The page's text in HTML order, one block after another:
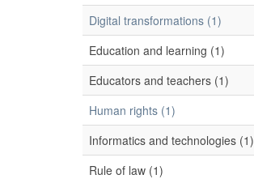
Digital transformations (1)
Education and learning (1)
Educators and teachers (1)
Human rights (1)
Informatics and technologies (1)
Rule of law (1)